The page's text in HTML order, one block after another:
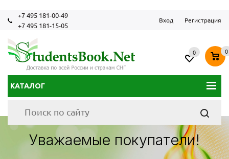
+7 495 181-00-49
+7 495 181-15-05
Вход Регистрация
КАТАЛОГ
0 0
Уважаемые покупатели!